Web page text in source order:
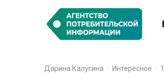
Дарина Калугина · Интересное ·